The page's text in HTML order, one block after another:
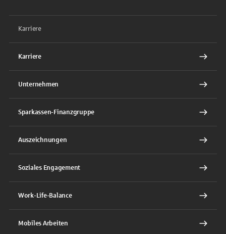
Karriere
Karriere
Unternehmen
Sparkassen-Finanzgruppe
Auszeichnungen
Soziales Engagement
Work-Life-Balance
Mobiles Arbeiten